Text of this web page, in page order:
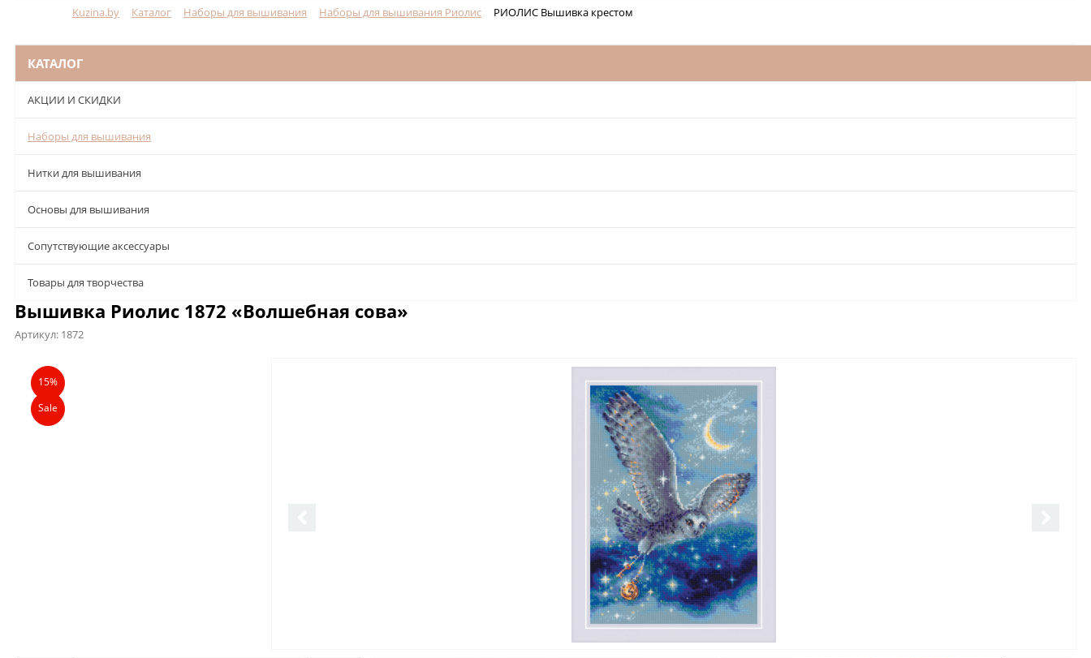
Kuzina.by Каталог Наборы для вышивания Наборы для вышивания Риолис РИОЛИС Вышивка крестом
КАТАЛОГ
АКЦИИ И СКИДКИ
Наборы для вышивания
Нитки для вышивания
Основы для вышивания
Сопутствующие аксессуары
Товары для творчества
Вышивка Риолис 1872 «Волшебная сова»
Артикул: 1872
Описание
15%
Sale